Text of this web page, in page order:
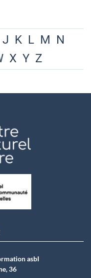
J K L M N
X Y Z
asbI
36